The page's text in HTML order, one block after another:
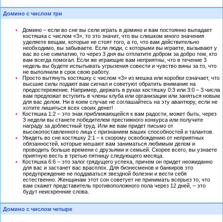
Домино с числом три
Домино – если во сне вы сели играть в домино и вам постоянно выпадает
костяшка с числом «3», то это значит, что вы слишком много значения
уделяете вещам, которые не стоят того, а то, что вам действительно
необходимо, вы забываете. Если люди, с которыми вы играете, вызывают у
вас во сне симпатию, то через 3 дня вы отплатите добром за добро тем, кто
вам всегда помогал. Если же играющие вам неприятны, что в течение 3
недель вы будете испытывать угрызения совести и чувство вины за то, что
не выполнили в срок свою работу.
Просто вытянуть костяшку с числом «3» из мешка или коробки означает, что
высшие силы подают вам сигнал и советуют обратить внимание на
предостережение. Например, держать в руках костяшку 0:3 или 3:0 – 3 числа
вам предложат вступить в члены клуба или организации или заняться новым
для вас делом. Ни в коем случае не соглашайтесь на эту авантюру, если не
хотите лишиться всех своих денег!
Костяшка 1:2 – это знак приближающейся к вам радости, может быть, через
3 недели вы станете победителем престижного конкурса или получите
награду за доблестный труд. Или же вам придет письмо от
высокопоставленного лица с признанием ваших способностей и талантов.
Увидеть во сне костяшку 2:1 – к скорому освобождению от неприятных
обязанностей, которые мешают вам заниматься любимым делом и
проводить больше времени с друзьями и семьей. Скорее всего, вы узнаете
приятную весть в третью пятницу следующего месяца.
Костяшка 6:6 – это залог грядущего успеха, причем он придет неожиданно
для вас и застанет вас врасплох. Для бизнесменов и банкиров это
предупреждение не поддаваться звездной болезни и вести себя
естественно. Женщинам этот сон советует не принимать всерьез то, что
вам скажет представитель противоположного пола через 12 дней, – это
будут неискренние слова.
Домино с числом четыре